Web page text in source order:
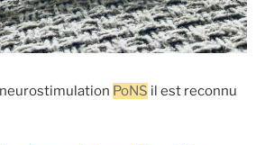
PoNS il est reconnu